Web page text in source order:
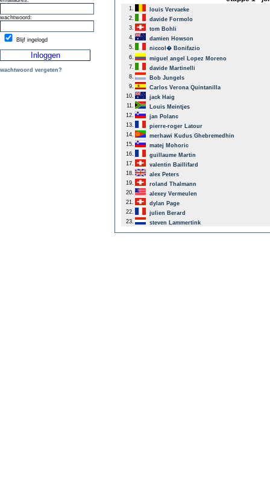
wachtwoord:
Blijf ingelogd
wachtwoord vergeten?
1.
louis Vervaeke
2.
davide Formolo
3.
tom Bohli
4.
damien Howson
5.
niccol� Bonifazio
6.
miguel angel Lopez Moreno
7.
davide Martinelli
8.
Bob Jungels
9.
Carlos Verona Quintanilla
10.
jack Haig
11.
Louis Meintjes
12.
jan Polanc
13.
pierre-roger Latour
14.
merhawi Kudus Ghebremedhin
15.
matej Mohoric
16.
guillaume Martin
17.
valentin Baillifard
18.
alex Peters
19.
roland Thalmann
20.
alexey Vermeulen
21.
dylan Page
22.
julien Berard
23.
steven Lammertink